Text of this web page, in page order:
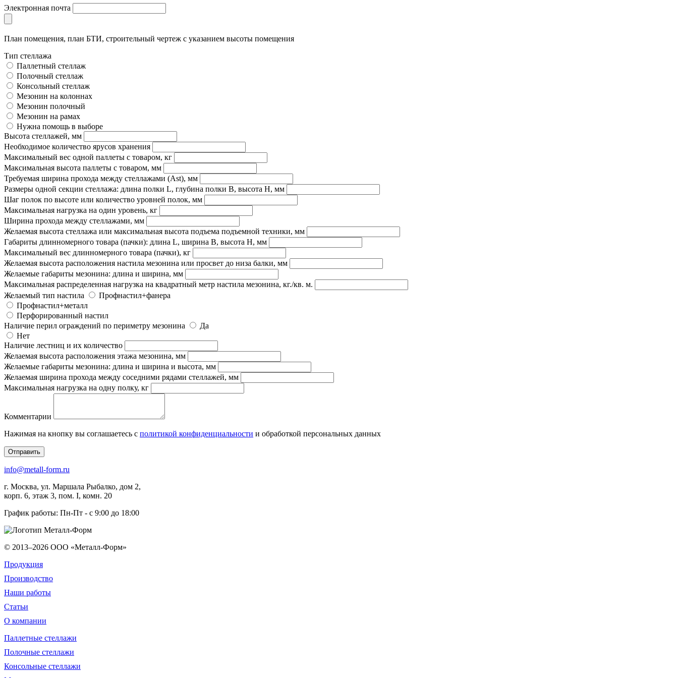
Электронная почта
План помещения, план БТИ, строительный чертеж с указанием высоты помещения
Тип стеллажа
Паллетный стеллаж
Полочный стеллаж
Консольный стеллаж
Мезонин на колоннах
Мезонин полочный
Мезонин на рамах
Нужна помощь в выборе
Высота стеллажей, мм
Необходимое количество ярусов хранения
Максимальный вес одной паллеты с товаром, кг
Максимальная высота паллеты с товаром, мм
Требуемая ширина прохода между стеллажами (Ast), мм
Размеры одной секции стеллажа: длина полки L, глубина полки B, высота H, мм
Шаг полок по высоте или количество уровней полок, мм
Максимальная нагрузка на один уровень, кг
Ширина прохода между стеллажами, мм
Желаемая высота стеллажа или максимальная высота подъема подъемной техники, мм
Габариты длинномерного товара (пачки): длина L, ширина B, высота H, мм
Максимальный вес длинномерного товара (пачки), кг
Желаемая высота расположения настила мезонина или просвет до низа балки, мм
Желаемые габариты мезонина: длина и ширина, мм
Максимальная распределенная нагрузка на квадратный метр настила мезонина, кг./кв. м.
Желаемый тип настила
Профнастил+фанера
Профнастил+металл
Перфорированный настил
Наличие перил ограждений по периметру мезонина
Да
Нет
Наличие лестниц и их количество
Желаемая высота расположения этажа мезонина, мм
Желаемые габариты мезонина: длина и ширина и высота, мм
Желаемая ширина прохода между соседними рядами стеллажей, мм
Максимальная нагрузка на одну полку, кг
Комментарии
Нажимая на кнопку вы соглашаетесь с политикой конфиденциальности и обработкой персональных данных
Отправить
info@metall-form.ru
г. Москва, ул. Маршала Рыбалко, дом 2,
корп. 6, этаж 3, пом. I, комн. 20
График работы: Пн-Пт - с 9:00 до 18:00
© 2013–2026 ООО «Металл-Форм»
Продукция
Производство
Наши работы
Статьи
О компании
Паллетные стеллажи
Полочные стеллажи
Консольные стеллажи